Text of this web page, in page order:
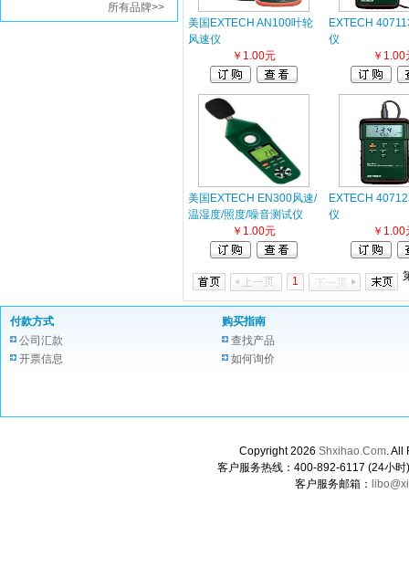
所有品牌>>
美国EXTECH AN100叶轮
风速仪
￥1.00元
EXTECH
仪
￥1.00
美国EXTECH EN300风速/
温湿度/照度/噪音测试仪
￥1.00元
EXTECH
仪
￥1.00
1
付款方式
公司汇款
开票信息
购买指南
查找产品
如何询价
Copyright 2026 Shxihao.Com. All
客户服务热线：400-892-6117 (24小
客户服务邮箱：